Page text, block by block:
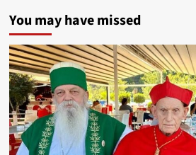
You may have missed